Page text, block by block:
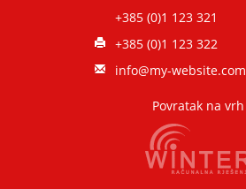
+385 (0)1 123 321
+385 (0)1 123 322
info@my-website.com
Povratak na vrh